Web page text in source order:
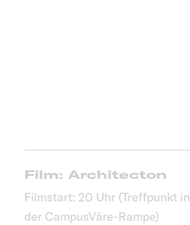
Film: Architecton
Filmstart: 20 Uhr (Treffpunkt in
der CampusVäre-Rampe)